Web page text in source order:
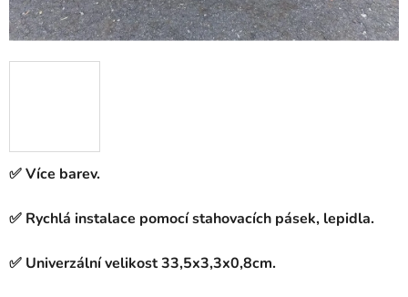
✅ Více barev.
✅ Rychlá instalace pomocí stahovacích pásek, lepidla.
✅ Univerzální velikost 33,5x3,3x0,8cm.